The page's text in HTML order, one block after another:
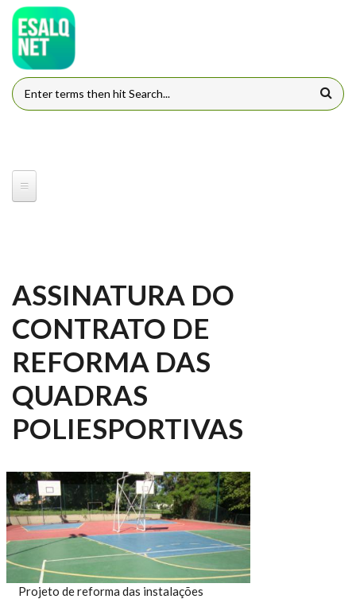
Pular para o conteúdo principal
FORMULÁRIO DE BUSCA
ASSINATURA DO
CONTRATO DE
REFORMA DAS
QUADRAS
POLIESPORTIVAS
Projeto de reforma das instalações